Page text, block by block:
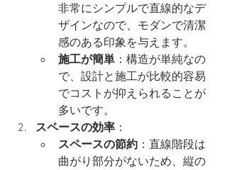
非常にシンプルで直線的なデ
ザインなので、モダンで清潔
感のある印象を与えます。
施工が簡単 ：構造が単純なの
で、設計と施工が比較的容易
でコストが抑えられることが
多いです。
スペースの効率 ：
スペースの節約 ：直線階段は
曲がり部分がないため、縦の